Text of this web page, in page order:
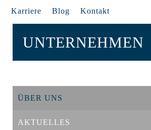
Karriere Blog Kontakt
UNTERNEHMEN
ÜBER UNS
AKTUELLES